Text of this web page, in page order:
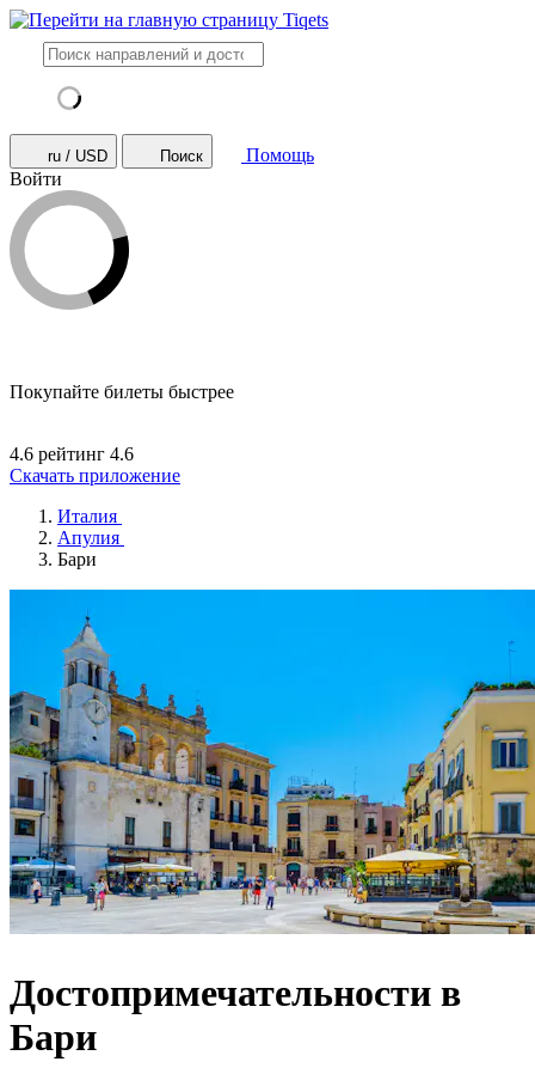
ru / USD Поиск
Помощь
Войти
Покупайте билеты быстрее
4.6 рейтинг 4.6
Скачать приложение
Италия
Апулия
Бари
Достопримечательности в
Бари